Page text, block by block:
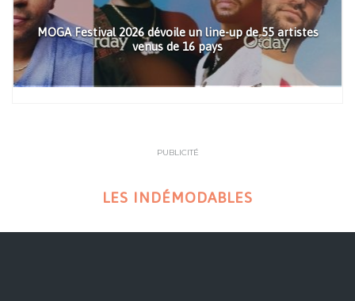
MOGA Festival 2026 dévoile un line-up de 55 artistes
venus de 16 pays
PUBLICITÉ
LES INDÉMODABLES